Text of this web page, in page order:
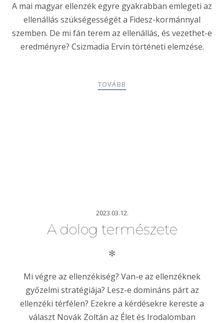
A mai magyar ellenzék egyre gyakrabban emlegeti az
ellenállás szükségességét a Fidesz-kormánnyal
szemben. De mi fán terem az ellenállás, és vezethet-e
eredményre? Csizmadia Ervin történeti elemzése.
TOVÁBB
2023.03.12.
A dolog természete
✻
Mi végre az ellenzékiség? Van-e az ellenzéknek
győzelmi stratégiája? Lesz-e domináns párt az
ellenzéki térfélen? Ezekre a kérdésekre kereste a
választ Novák Zoltán az Élet és Irodalomban